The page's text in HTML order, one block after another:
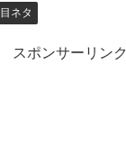
ネタ
スポンサーリンク